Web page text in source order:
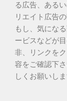
る広告、ある
リエイト広告
もし、気にな
ービスなどが
非、リンクを
容をご確認下
しくお願いしま